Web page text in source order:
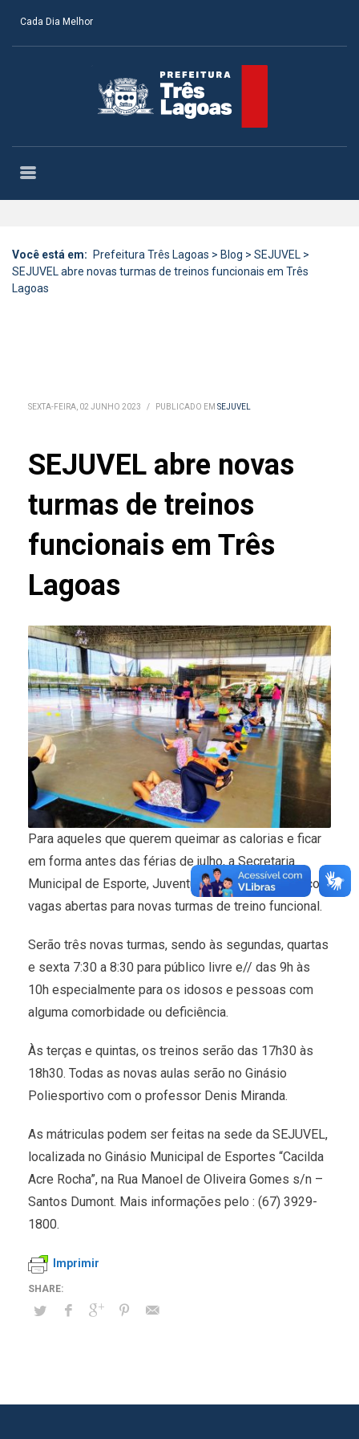
Cada Dia Melhor
Você está em: Prefeitura Três Lagoas > Blog > SEJUVEL >
SEJUVEL abre novas turmas de treinos funcionais em Três
Lagoas
SEXTA-FEIRA, 02 JUNHO 2023 / PUBLICADO EM SEJUVEL
SEJUVEL abre novas
turmas de treinos
funcionais em Três
Lagoas
Para aqueles que querem queimar as calorias e ficar
em forma antes das férias de julho, a Secretaria
Municipal de Esporte, Juventude (SEJUVEL) está com
vagas abertas para novas turmas de treino funcional.
Serão três novas turmas, sendo às segundas, quartas
e sexta 7:30 a 8:30 para público livre e// das 9h às
10h especialmente para os idosos e pessoas com
alguma comorbidade ou deficiência.
Às terças e quintas, os treinos serão das 17h30 às
18h30. Todas as novas aulas serão no Ginásio
Poliesportivo com o professor Denis Miranda.
As mátriculas podem ser feitas na sede da SEJUVEL,
localizada no Ginásio Municipal de Esportes “Cacilda
Acre Rocha”, na Rua Manoel de Oliveira Gomes s/n –
Santos Dumont. Mais informações pelo : (67) 3929-
1800.
Imprimir